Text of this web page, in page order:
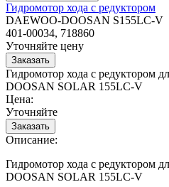
Гидромотор хода с редуктором
DAEWOO-DOOSAN S155LC-V
401-00034, 718860
Уточняйте цену
Гидромотор хода с редуктором
DOOSAN SOLAR 155LC-V
Цена:
Уточняйте
Описание:
Гидромотор хода с редуктором
DOOSAN SOLAR 155LC-V